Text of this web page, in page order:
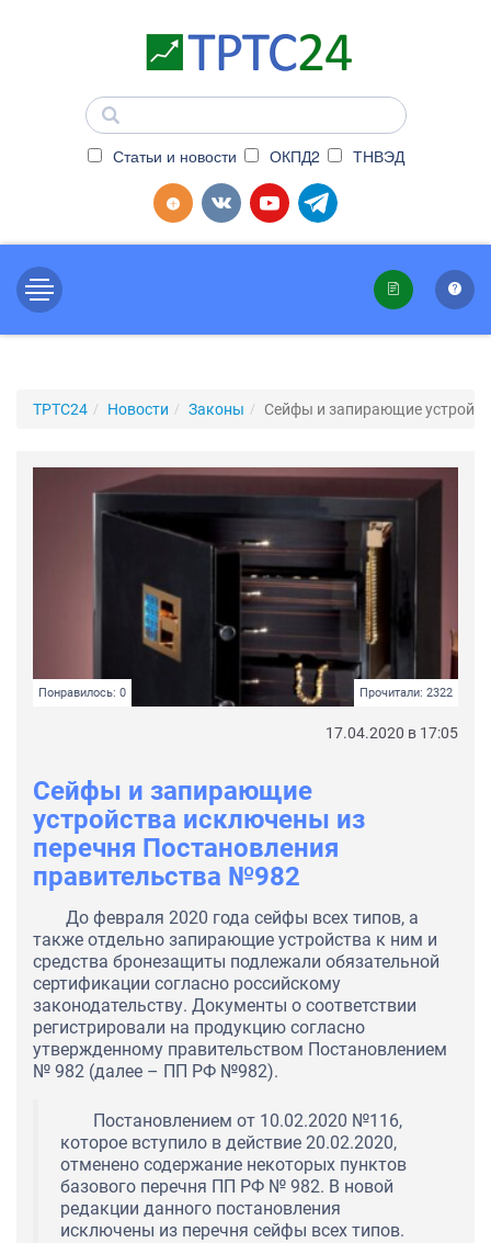
Статьи и новости ОКПД2 ТНВЭД
ТРТС24 Новости Законы Сейфы и запирающие
Понравилось: 0 Прочитали: 2322
17.04.2020 в 17:05
Сейфы и запирающие
устройства исключены из
перечня Постановления
правительства №982
До февраля 2020 года сейфы всех типов, а
также отдельно запирающие устройства к ним и
средства бронезащиты подлежали обязательной
сертификации согласно российскому
законодательству. Документы о соответствии
регистрировали на продукцию согласно
утвержденному правительством Постановлением
№ 982 (далее – ПП РФ №982).
Постановлением от 10.02.2020 №116,
которое вступило в действие 20.02.2020,
отменено содержание некоторых пунктов
базового перечня ПП РФ № 982. В новой
редакции данного постановления
исключены из перечня сейфы всех типов.